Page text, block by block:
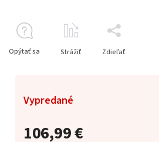
106,99 €
Vypredané
Opýtať sa Strážiť Zdieľať